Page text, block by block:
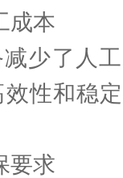
本
了人工
性和稳
求